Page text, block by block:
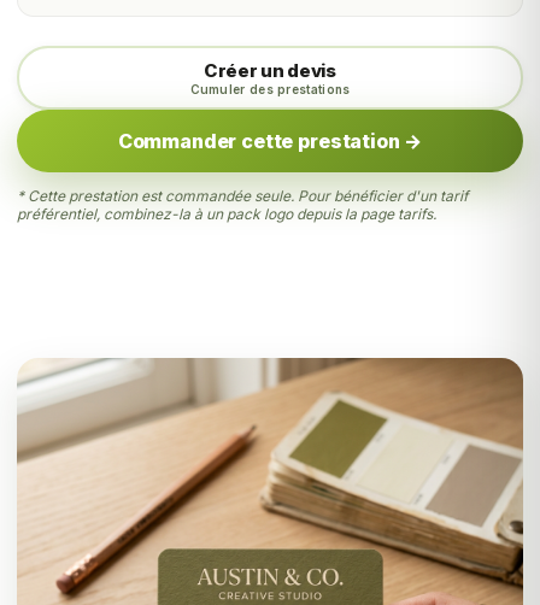
Créer un devis
Cumuler des prestations
Commander cette prestation →
* Cette prestation est commandée seule. Pour bénéficier d'un tarif
préférentiel, combinez-la à un pack logo depuis la page tarifs.